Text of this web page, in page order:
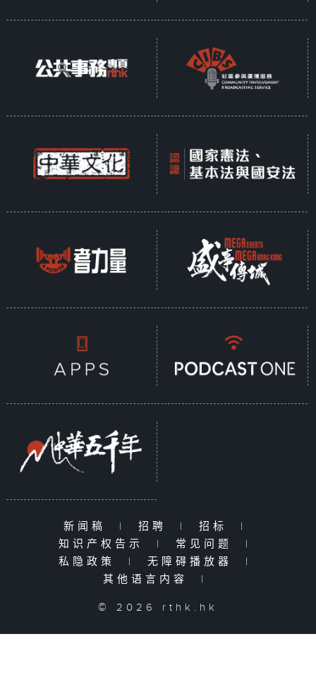
新闻稿 | 招聘 | 招标
|
知识产权告示
| 常见问题
|
私隐政策
| 无障碍播放器
|
其他语言内容
|
© 2026 rthk.hk